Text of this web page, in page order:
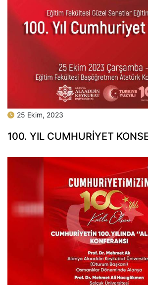
25 Ekim, 2023
100. YIL CUMHURIYET